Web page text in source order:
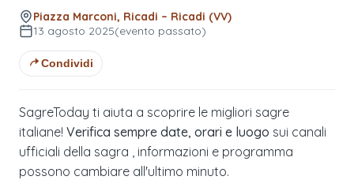
Vicino a Me
Piazza Marconi, Ricadi – Ricadi (VV)
13 agosto 2025(evento passato)
Condividi
SagreToday ti aiuta a scoprire le migliori sagre
italiane! Verifica sempre date, orari e luogo sui canali
ufficiali della sagra , informazioni e programma
possono cambiare all'ultimo minuto.